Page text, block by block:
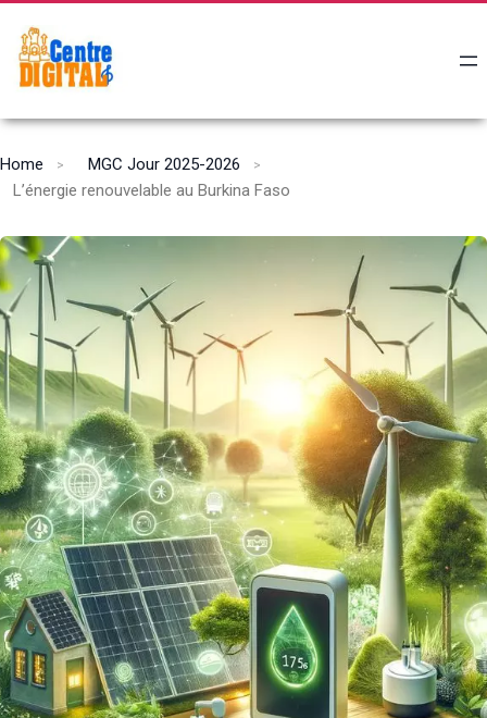
Home
MGC Jour 2025-2026
L’énergie renouvelable au Burkina Faso